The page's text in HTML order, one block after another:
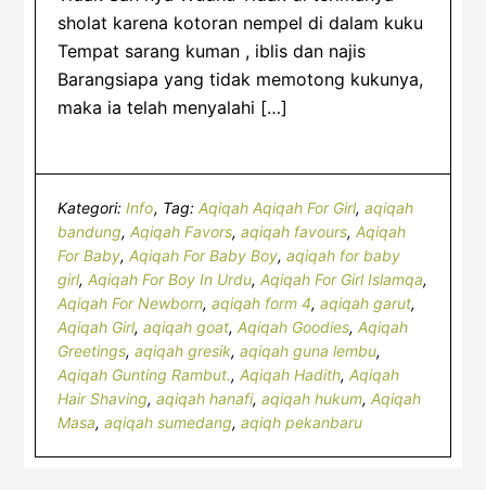
sholat karena kotoran nempel di dalam kuku
Tempat sarang kuman , iblis dan najis
Barangsiapa yang tidak memotong kukunya,
maka ia telah menyalahi […]
Kategori:Info Tag:Aqiqah Aqiqah For Girl,aqiqah
bandung,Aqiqah Favors,aqiqah favours,Aqiqah
For Baby,Aqiqah For Baby Boy,aqiqah for baby
girl,Aqiqah For Boy In Urdu,Aqiqah For Girl Islamqa,
Aqiqah For Newborn,aqiqah form 4,aqiqah garut,
Aqiqah Girl,aqiqah goat,Aqiqah Goodies,Aqiqah
Greetings,aqiqah gresik,aqiqah guna lembu,
Aqiqah Gunting Rambut.,Aqiqah Hadith,Aqiqah
Hair Shaving,aqiqah hanafi,aqiqah hukum,Aqiqah
Masa,aqiqah sumedang,aqiqh pekanbaru